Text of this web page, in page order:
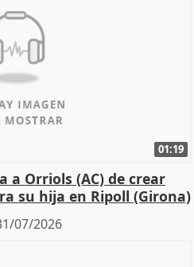
01:19
a Orriols (AC) de crear
su hija en Ripoll (Girona)
07/2026